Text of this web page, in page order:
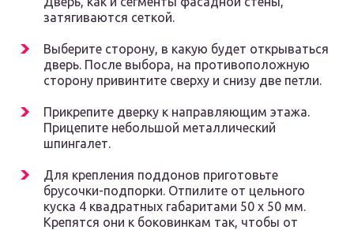
затягиваются сеткой.
Выберите сторону, в какую будет открываться
дверь. После выбора, на противоположную
сторону привинтите сверху и снизу две петли.
Прикрепите дверку к направляющим этажа.
Прицепите небольшой металлический
шпингалет.
Для крепления поддонов приготовьте
брусочки-подпорки. Отпилите от цельного
куска 4 квадратных габаритами 50 х 50 мм.
Крепятся они к боковинкам так, чтобы от